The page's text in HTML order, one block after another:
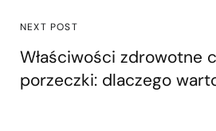
NEXT POST
Właściwości zdrowotne
porzeczki: dlaczego